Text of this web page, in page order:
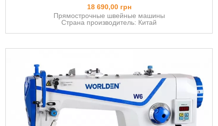
18 690,00 грн
Прямострочные швейные машины
Страна производитель: Китай